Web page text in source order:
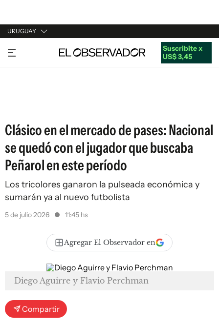
URUGUAY
URUGUAY
ARGENTINA
Suscribite x
US$ 3,45
Clásico en el mercado de pases: Nacional
se quedó con el jugador que buscaba
Peñarol en este período
Los tricolores ganaron la pulseada económica y
sumarán ya al nuevo futbolista
5 de julio 2026 11:45 hs
Agregar El Observador en
Diego Aguirre y Flavio Perchman
Compartir